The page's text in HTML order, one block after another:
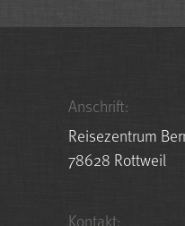
Anschrift:
Reisezentrum
78628 Rottweil
Kontakt: